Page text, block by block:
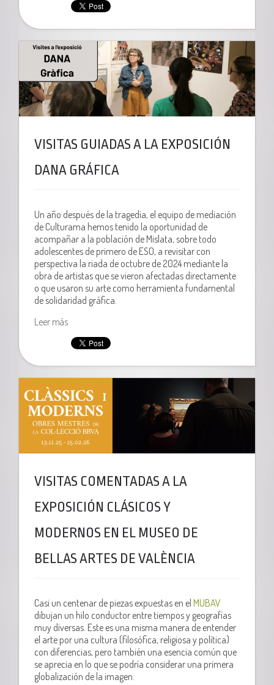
VISITAS GUIADAS A LA EXPOSICIÓN
DANA GRÁFICA
Un año después de la tragedia, el equipo de mediación
de Culturama hemos tenido la oportunidad de
acompañar a la población de Mislata, sobre todo
adolescentes de primero de ESO, a revisitar con
perspectiva la riada de octubre de 2024 mediante la
obra de artistas que se vieron afectadas directamente
o que usaron su arte como herramienta fundamental
de solidaridad gráfica.
Leer más
VISITAS COMENTADAS A LA
EXPOSICIÓN CLÁSICOS Y
MODERNOS EN EL MUSEO DE
BELLAS ARTES DE VALÈNCIA
Casi un centenar de piezas expuestas en elMUBAV
dibujan un hilo conductor entre tiempos y geografías
muy diversas. Este es una misma manera de entender
el arte por una cultura (filosófica, religiosa y política)
con diferencias, pero también una esencia común que
se aprecia en lo que se podría considerar una primera
globalización de la imagen.